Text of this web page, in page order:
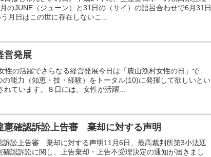
のJUNE（ジューン）と31日の（サイ）の語呂合わせで6月31日
月日はこの世に存在しないこ...
営発展
の活躍でさらなる経営発展今日は「農山漁村女性の日」で
能力（知恵・技・経験）をトータル(10)に発揮して欲しいとい
ています。８日には、女性が活躍...
憲確認訴訟上告審 棄却に対する声明
訴訟上告審 棄却に対する声明11月6日、最高裁判所第3小法廷
認訴訟に関し、上告棄却・上告不受理決定の通知が届きまし